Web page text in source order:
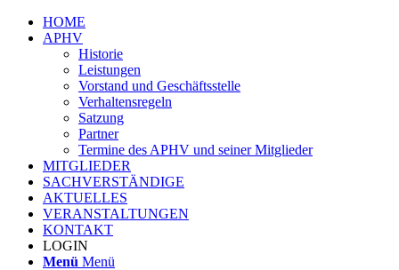
HOME
APHV
Historie
Leistungen
Vorstand und Geschäftsstelle
Verhaltensregeln
Satzung
Partner
Termine des APHV und seiner Mitglieder
MITGLIEDER
SACHVERSTÄNDIGE
AKTUELLES
VERANSTALTUNGEN
KONTAKT
LOGIN
Menü Menü